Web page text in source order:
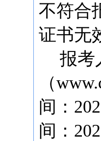
不符合
证书无
报考
（
间：
间：